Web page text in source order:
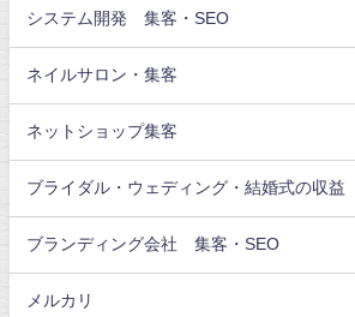
システム開発 集客・SEO
ネイルサロン・集客
ネットショップ集客
ブライダル・ウェディング・結婚式の収益
ブランディング会社 集客・SEO
メルカリ